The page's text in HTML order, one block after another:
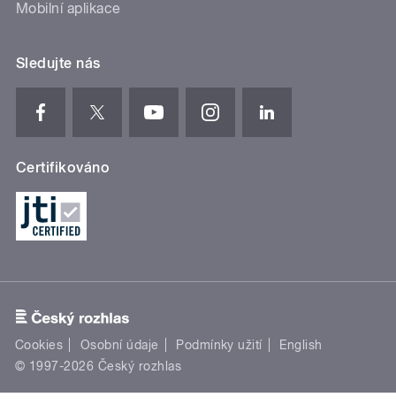
Mobilní aplikace
Sledujte nás
Certifikováno
Cookies Osobní údaje Podmínky užití
English
© 1997-2026 Český rozhlas